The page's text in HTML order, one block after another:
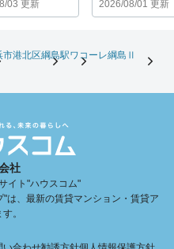
03 更新
2026/08/01 更新
市港北区綱島駅ワコーレ綱島Ⅱ
社
イト"ハウスコム"
は、最新の賃貸マンション・賃貸ア
。